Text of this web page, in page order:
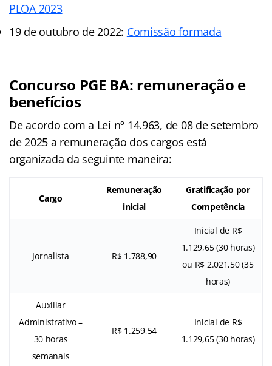
PLOA 2023
19 de outubro de 2022: Comissão formada
Concurso PGE BA: remuneração e
benefícios
De acordo com a Lei nº 14.963, de 08 de setembro
de 2025 a remuneração dos cargos está
organizada da seguinte maneira:
Cargo
Remuneração
inicial
Gratificação por
Competência
Jornalista R$ 1.788,90
Inicial de R$
1.129,65 (30 horas)
ou R$ 2.021,50 (35
horas)
Auxiliar
Administrativo –
30 horas
semanais
R$ 1.259,54
Inicial de R$
1.129,65 (30 horas)